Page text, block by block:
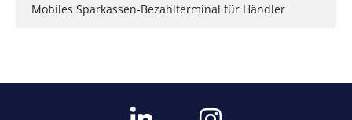
Mobiles Sparkassen-Bezahlterminal für Händler